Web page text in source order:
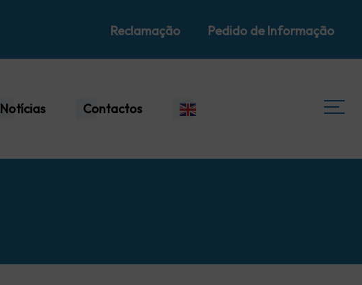
Reclamação Pedido de Informação
Notícias Contactos